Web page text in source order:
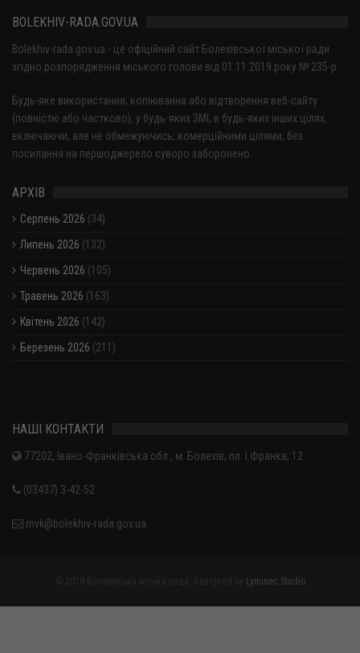
BOLEKHIV-RADA.GOV.UA
Bolekhiv-rada.gov.ua - це офіційний сайт Болехівської міської ради
згідно розпорядження міського голови від 01.11.2019 року № 235-р
Будь-яке використання, копіювання або відтворення веб-сайту
(повністю або частково), у будь-яких ЗМІ, в будь-яких інших цілях,
включаючи, але не обмежуючись, комерційними цілями, без
посилання на першоджерело суворо заборонено.
АРХІВ
Серпень 2026 (34)
Липень 2026 (132)
Червень 2026 (105)
Травень 2026 (163)
Квітень 2026 (142)
Березень 2026 (211)
НАШІ КОНТАКТИ
77202, Івано-Франківська обл., м. Болехів, пл. І.Франка, 12
(03437) 3-42-52
mvk@bolekhiv-rada.gov.ua
Lyminec Studio